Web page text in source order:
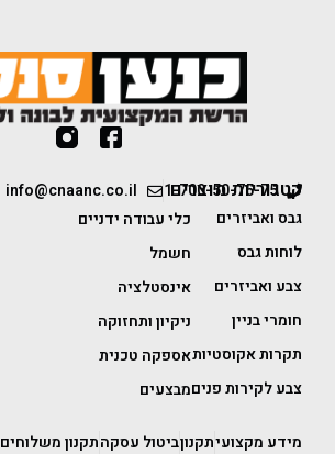
1-700-50-75-75
info@cnaanc.co.il קטגוריות מוצרים
גבס ואביזרים
לוחות גבס
צבע ואביזרים
חומרי בניין
תקרות אקוסטיות
צבע לקירות פנים
כלי עבודה ידניים
חשמל
אינסטלציה
ניקיון ותחזוקה
אספקה טכנית
מבצעים
מידע מקצועיתקנוןביטול עסקהתקנון משלוחים